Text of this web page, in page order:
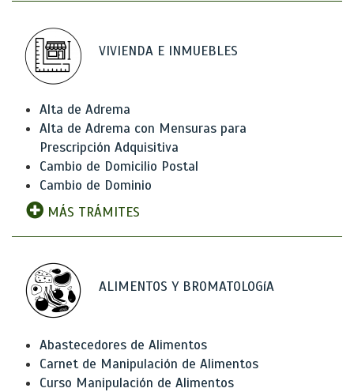
VIVIENDA E INMUEBLES
Alta de Adrema
Alta de Adrema con Mensuras para
Prescripción Adquisitiva
Cambio de Domicilio Postal
Cambio de Dominio
MÁS TRÁMITES
ALIMENTOS Y BROMATOLOGíA
Abastecedores de Alimentos
Carnet de Manipulación de Alimentos
Curso Manipulación de Alimentos